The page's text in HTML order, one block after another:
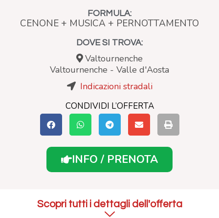
FORMULA:
CENONE + MUSICA + PERNOTTAMENTO
DOVE SI TROVA:
Valtournenche
Valtournenche - Valle d'Aosta
Indicazioni stradali
CONDIVIDI L’OFFERTA
INFO / PRENOTA
Scopri tutti i dettagli dell'offerta